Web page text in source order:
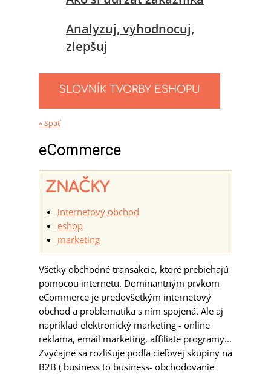
Analyzuj, vyhodnocuj,
zlepšuj
SLOVNÍK TVORBY ESHOPU
« Späť
eCommerce
ZNAČKY
internetový obchod
eshop
marketing
Všetky obchodné transakcie, ktoré prebiehajú
pomocou internetu. Dominantným prvkom
eCommerce je predovšetkým internetový
obchod a problematika s ním spojená. Ale aj
napríklad elektronický marketing - online
reklama, email marketing, affiliate programy...
Zvyčajne sa rozlišuje podľa cieľovej skupiny na
B2B ( business to business- obchodovanie